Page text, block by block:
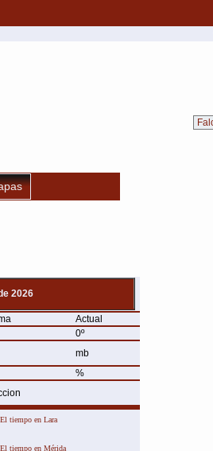
2026
Actual
0º
mb
%
El tiempo en Lara
El tiempo en Mérida